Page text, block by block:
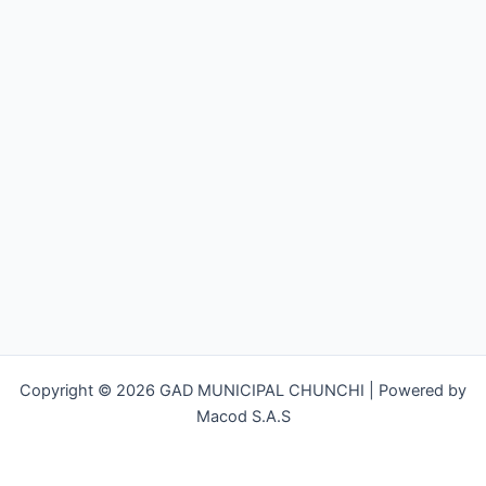
Copyright © 2026 GAD MUNICIPAL CHUNCHI | Powered by
Macod S.A.S